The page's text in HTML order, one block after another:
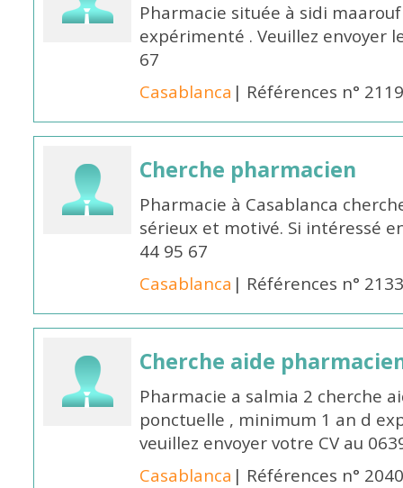
Pharmacie située à sidi
expérimenté . Veuillez envoyer
67
Casablanca | Références n°
Cherche pharmacien
Pharmacie à Casablanca
sérieux et motivé. Si intéressé
44 95 67
Casablanca | Références n°
Cherche aide
Pharmacie a salmia 2 cherche
ponctuelle , minimum 1 an d
veuillez envoyer votre CV au
Casablanca | Références n°